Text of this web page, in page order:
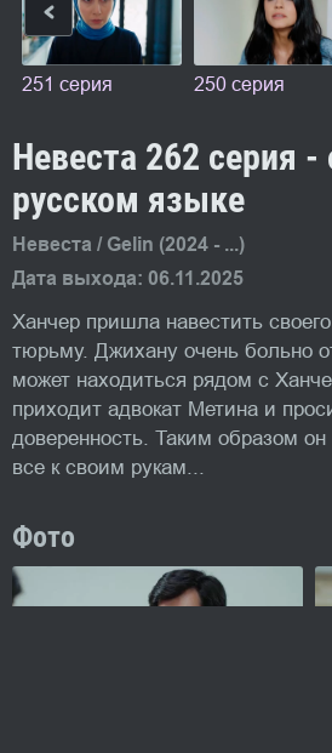
251 серия 250 серия
Невеста 262 серия -
русском языке
Невеста / Gelin (2024 - ...)
Дата выхода: 06.11.2025
Ханчер пришла навестить
тюрьму. Джихану очень больно
может находиться рядом с
приходит адвокат Метина и
доверенность. Таким образом
все к своим рукам...
Фото